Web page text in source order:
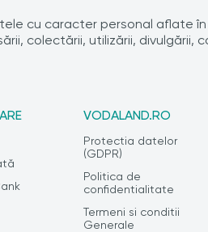
cu caracter personal aflate în
colectării, utilizării, divulgării,
VODALAND.RO
Protectia datelor
(GDPR)
Politica de
confidentialitate
Termeni si conditii
Generale